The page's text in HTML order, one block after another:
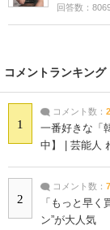
回答数：
コメントランキング
1
コメント数：
一番好きな「
中】 | 芸能人
2
コメント数： 7
「もっと早
ン”が大人気